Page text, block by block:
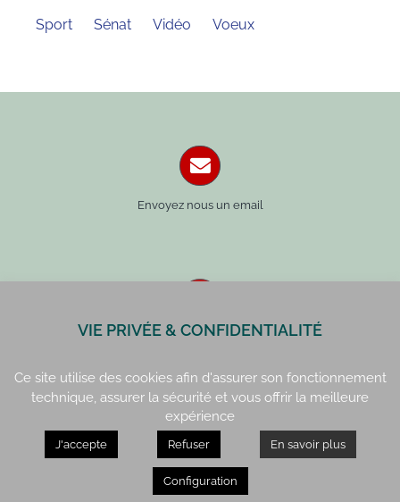
Sport Sénat Vidéo Voeux
Envoyez nous un email
Paris : 01 42 34 14 59
Rennes : 21, quai Lamennais
VIE PRIVÉE & CONFIDENTIALITÉ
Ce site utilise des cookies afin d'assurer son fonctionnement
technique, assurer la sécurité et vous offrir la meilleure
expérience
J'accepte Refuser En savoir plus
Configuration